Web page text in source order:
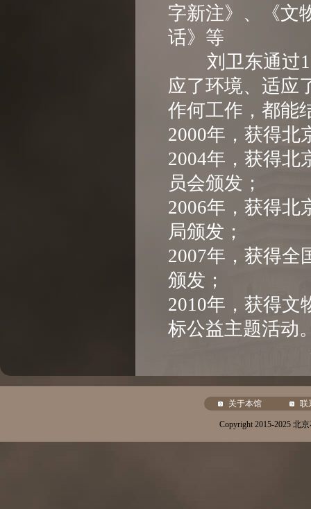
字新注》、《
话》等
刘卫东通过10
应了环境、适应
作何工作，都能
2000年，获得
2004年，获得北
员会颁发；
2006年，获得北
局颁发；
2007年，获得全
颁发；
2010年，获得文
标公益主题活动
关于本馆 联
Copyright 2015-2025 北